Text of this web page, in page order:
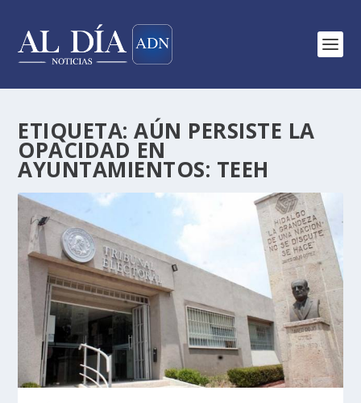
ETIQUETA:AÚN PERSISTE LA
OPACIDAD EN
AYUNTAMIENTOS: TEEH